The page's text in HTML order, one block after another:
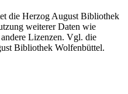
die Herzog August Bibliothek
weiterer Daten wie
Lizenzen. Vgl. die
Bibliothek Wolfenbüttel.